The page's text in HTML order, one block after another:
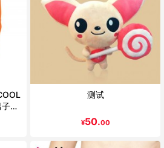
训
测试
¥50.00